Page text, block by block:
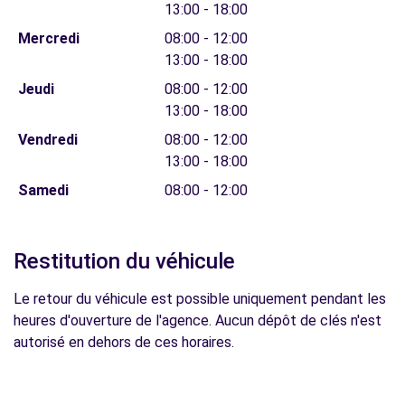
13:00 - 18:00
Mercredi
08:00 - 12:00
13:00 - 18:00
Jeudi
08:00 - 12:00
13:00 - 18:00
Vendredi
08:00 - 12:00
13:00 - 18:00
Samedi
08:00 - 12:00
Restitution du véhicule
Le retour du véhicule est possible uniquement pendant les
heures d'ouverture de l'agence. Aucun dépôt de clés n'est
autorisé en dehors de ces horaires.